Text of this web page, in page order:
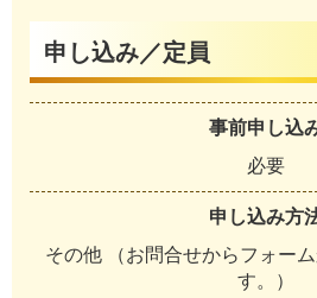
申し込み／定員
事前申し込
必要
申し込み方
その他 （お問合せからフォー
す。）